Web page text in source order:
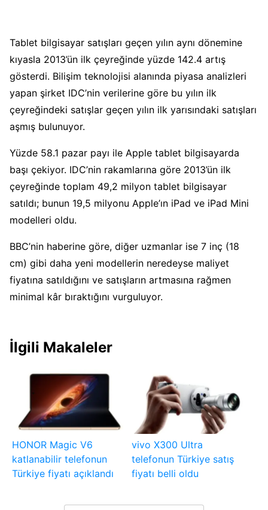
Tablet bilgisayar satışları geçen yılın aynı dönemine
kıyasla 2013’ün ilk çeyreğinde yüzde 142.4 artış
gösterdi. Bilişim teknolojisi alanında piyasa analizleri
yapan şirket IDC’nin verilerine göre bu yılın ilk
çeyreğindeki satışlar geçen yılın ilk yarısındaki satışları
aşmış bulunuyor.
Yüzde 58.1 pazar payı ile Apple tablet bilgisayarda
başı çekiyor. IDC’nin rakamlarına göre 2013’ün ilk
çeyreğinde toplam 49,2 milyon tablet bilgisayar
satıldı; bunun 19,5 milyonu Apple’ın iPad ve iPad Mini
modelleri oldu.
BBC’nin haberine göre, diğer uzmanlar ise 7 inç (18
cm) gibi daha yeni modellerin neredeyse maliyet
fiyatına satıldığını ve satışların artmasına rağmen
minimal kâr bıraktığını vurguluyor.
İlgili Makaleler
HONOR Magic V6
katlanabilir telefonun
Türkiye fiyatı açıklandı
vivo X300 Ultra
telefonun Türkiye satış
fiyatı belli oldu